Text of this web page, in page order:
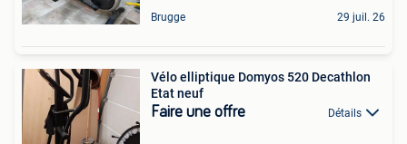
Brugge 29 juil. 26
Vélo elliptique Domyos 520 Decathlon
Etat neuf
Faire une offre Détails